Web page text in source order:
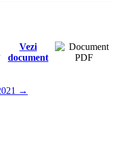
Vezi
document
→